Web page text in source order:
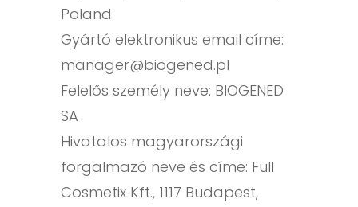
Poland
Gyártó elektronikus email címe:
manager@biogened.pl
Felelős személy neve: BIOGENED
SA
Hivatalos magyarországi
forgalmazó neve és címe: Full
Cosmetix Kft., 1117 Budapest,